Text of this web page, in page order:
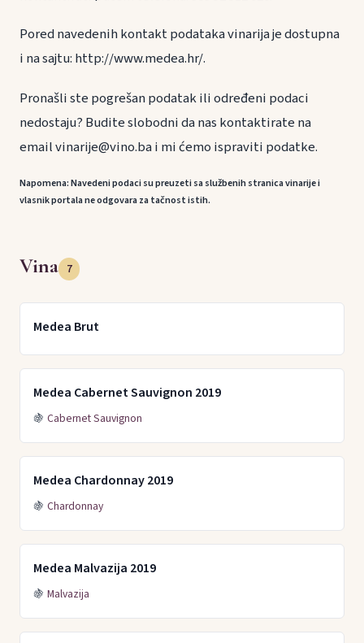
Pored navedenih kontakt podataka vinarija je dostupna
i na sajtu: http://www.medea.hr/.
Pronašli ste pogrešan podatak ili određeni podaci
nedostaju? Budite slobodni da nas kontaktirate na
email vinarije@vino.ba i mi ćemo ispraviti podatke.
Napomena: Navedeni podaci su preuzeti sa službenih stranica vinarije i
vlasnik portala ne odgovara za tačnost istih.
Vina 7
Medea Brut
Medea Cabernet Sauvignon 2019
🍇 Cabernet Sauvignon
Medea Chardonnay 2019
🍇 Chardonnay
Medea Malvazija 2019
🍇 Malvazija